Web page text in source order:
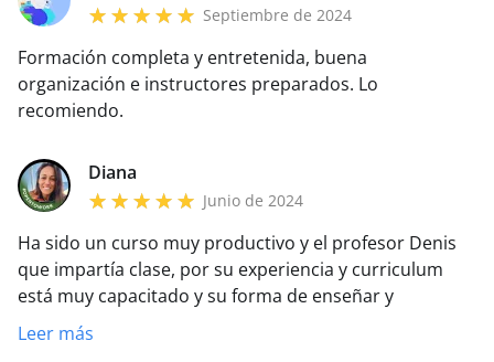
Septiembre de 2024
Formación completa y entretenida, buena
organización e instructores preparados. Lo
recomiendo.
Diana
Junio de 2024
Ha sido un curso muy productivo y el profesor Denis
que impartía clase, por su experiencia y curriculum
está muy capacitado y su forma de enseñar y
comunicar es muy buena. Se implica con todo el
grupo, insiste en conceptos importantes
Leer más